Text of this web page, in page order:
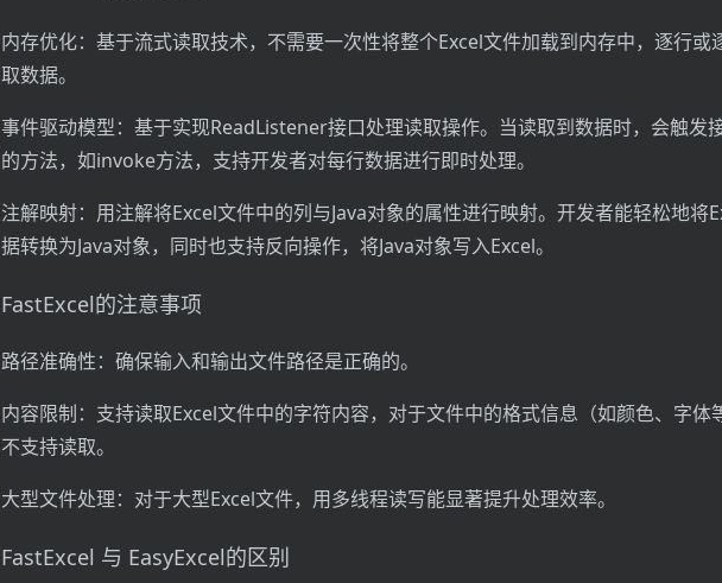
内存优化：基于流式读取技术，不需要一次性将整个Excel文件加载到内存中，逐行或
取数据。
事件驱动模型：基于实现ReadListener接口处理读取操作。当读取到数据时，会触发
的方法，如invoke方法，支持开发者对每行数据进行即时处理。
注解映射：用注解将Excel文件中的列与Java对象的属性进行映射。开发者能轻松地将
据转换为Java对象，同时也支持反向操作，将Java对象写入Excel。
FastExcel的注意事项
路径准确性：确保输入和输出文件路径是正确的。
内容限制：支持读取Excel文件中的字符内容，对于文件中的格式信息（如颜色、字体
不支持读取。
大型文件处理：对于大型Excel文件，用多线程读写能显著提升处理效率。
FastExcel 与 EasyExcel的区别